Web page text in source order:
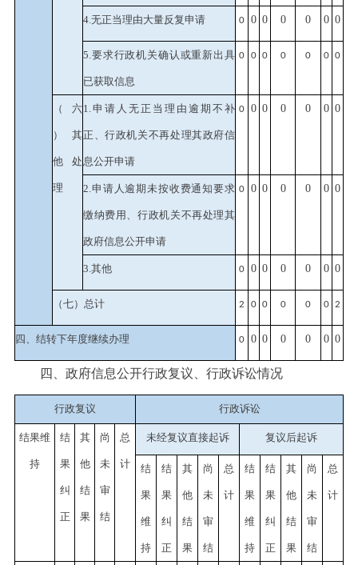
4.无正当理由大量反复申请 0 0 0 0 0 0 0
5.要求行政机关确认或重新出具
已获取信息
0 0 0 0 0 0 0
（六
）其
他处
理
1.申请人无正当理由逾期不补
正、行政机关不再处理其政府信
息公开申请
0 0 0 0 0 0 0
2.申请人逾期未按收费通知要求
缴纳费用、行政机关不再处理其
政府信息公开申请
0 0 0 0 0 0 0
3.其他 0 0 0 0 0 0 0
（七）总计 2 0 0 0 0 0 2
四、结转下年度继续办理 0 0 0 0 0 0 0
四、政府信息公开行政复议、行政诉讼情况
行政复议 行政诉讼
结果维
持
结
果
纠
正
其
他
结
果
尚
未
审
结
总
计
未经复议直接起诉 复议后起诉
结
果
维
持
结
果
纠
正
其
他
结
果
尚
未
审
结
总
计
结
果
维
持
结
果
纠
正
其
他
结
果
尚
未
审
结
总
计